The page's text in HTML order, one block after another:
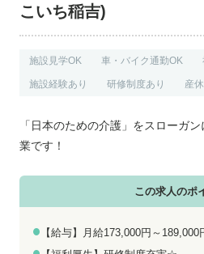
お電話でのお問い合わせ
0800-555-1109
こいち稲吉)
施設見学OK 車・バイク通勤OK
施設経験あり 研修制度あり 産
「日本のための介護」をスローガ
業です！
この求人のポ
【給与】月給173,000円～189,000